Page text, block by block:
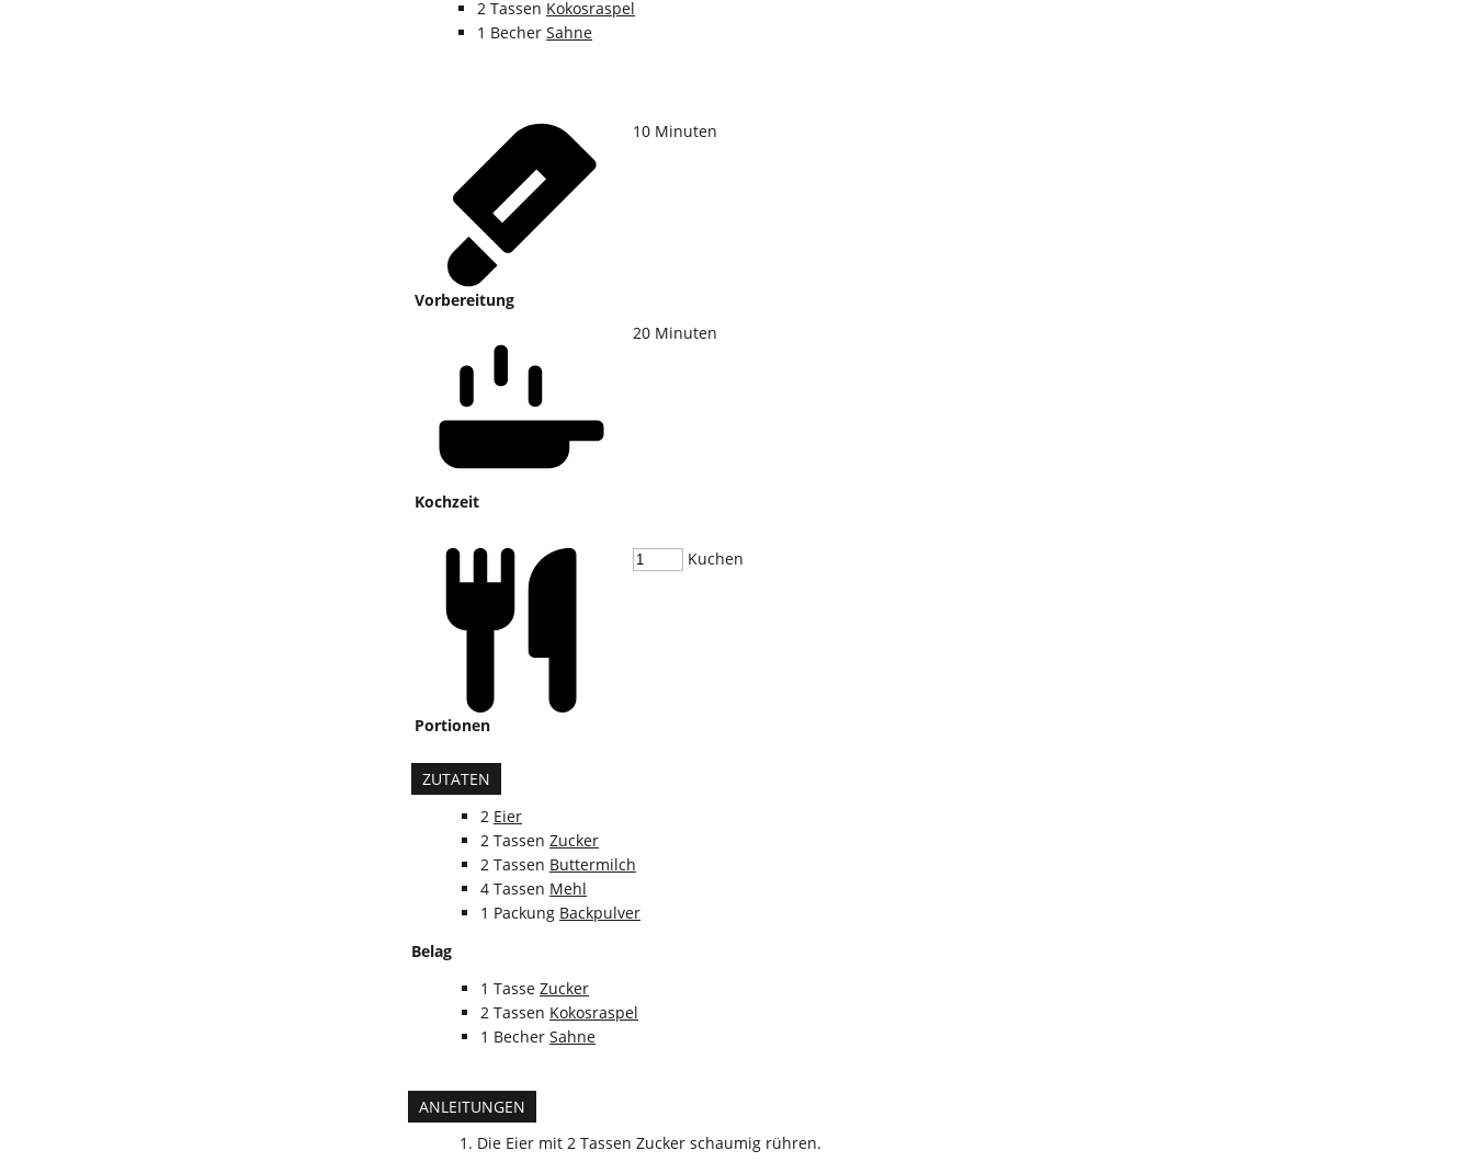
2 Tassen Kokosraspel
1 Becher Sahne
Vorbereitung
10 Minuten
Kochzeit
20 Minuten
Portionen
Kuchen
ZUTATEN
2 Eier
2 Tassen Zucker
2 Tassen Buttermilch
4 Tassen Mehl
1 Packung Backpulver
Belag
1 Tasse Zucker
2 Tassen Kokosraspel
1 Becher Sahne
ANLEITUNGEN
Die Eier mit 2 Tassen Zucker schaumig rühren.